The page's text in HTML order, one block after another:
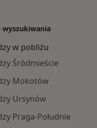
wyszukiwania
w pobliżu
Śródmieście
Mokotów
Ursynów
Praga-Południe